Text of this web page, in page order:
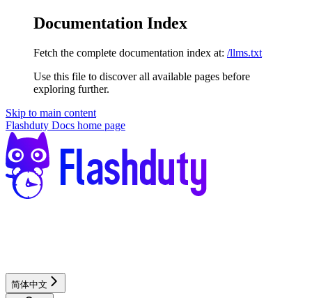
Documentation Index
Fetch the complete documentation index at: /llms.txt
Use this file to discover all available pages before
exploring further.
Skip to main content
Flashduty Docs home page
简体中文